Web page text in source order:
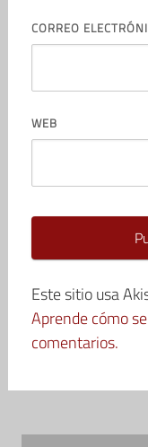
CORREO
WEB
Este sitio usa
Aprende cómo
comentarios.